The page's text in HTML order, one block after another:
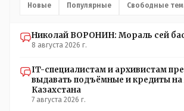
Новые Популярные Свободные
Николай ВОРОНИН: Мораль сей
8 августа 2026 г.
IT-специалистам и архивистам
выдавать подъёмные и кредиты на
Казахстана
7 августа 2026 г.